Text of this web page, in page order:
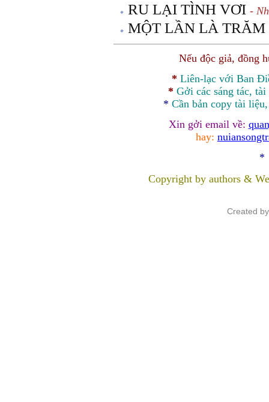
RU LẠI TÌNH VƠI -
MỘT LẦN LÀ
Nếu độc giả, đồng
* Liên-lạc với Ban
* Gởi các sáng tác,
* Cần bản copy tài
Xin gởi email về:
hay:
*
Copyright by authors &
Created